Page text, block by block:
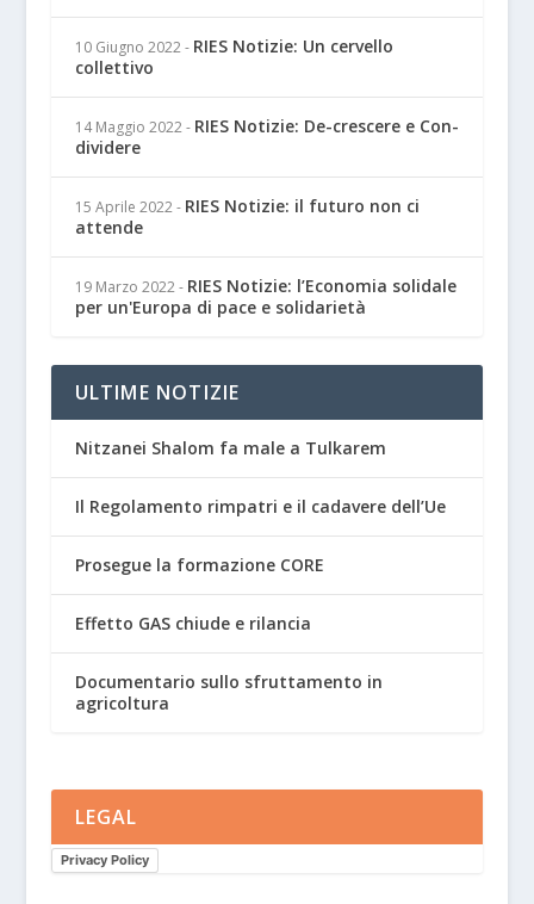
10 Giugno 2022 - RIES Notizie: Un cervello
collettivo
14 Maggio 2022 - RIES Notizie: De-crescere e Con-
dividere
15 Aprile 2022 - RIES Notizie: il futuro non ci
attende
19 Marzo 2022 - RIES Notizie: l’Economia solidale
per un'Europa di pace e solidarietà
ULTIME NOTIZIE
Nitzanei Shalom fa male a Tulkarem
Il Regolamento rimpatri e il cadavere dell’Ue
Prosegue la formazione CORE
Effetto GAS chiude e rilancia
Documentario sullo sfruttamento in
agricoltura
LEGAL
Privacy Policy